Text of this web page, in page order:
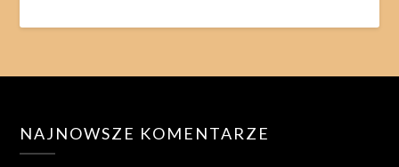
NAJNOWSZE KOMENTARZE